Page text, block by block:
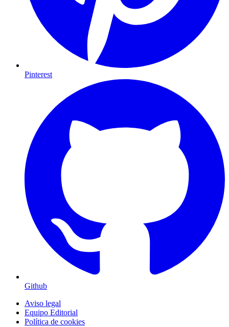
Pinterest
Github
Aviso legal
Equipo Editorial
Política de cookies